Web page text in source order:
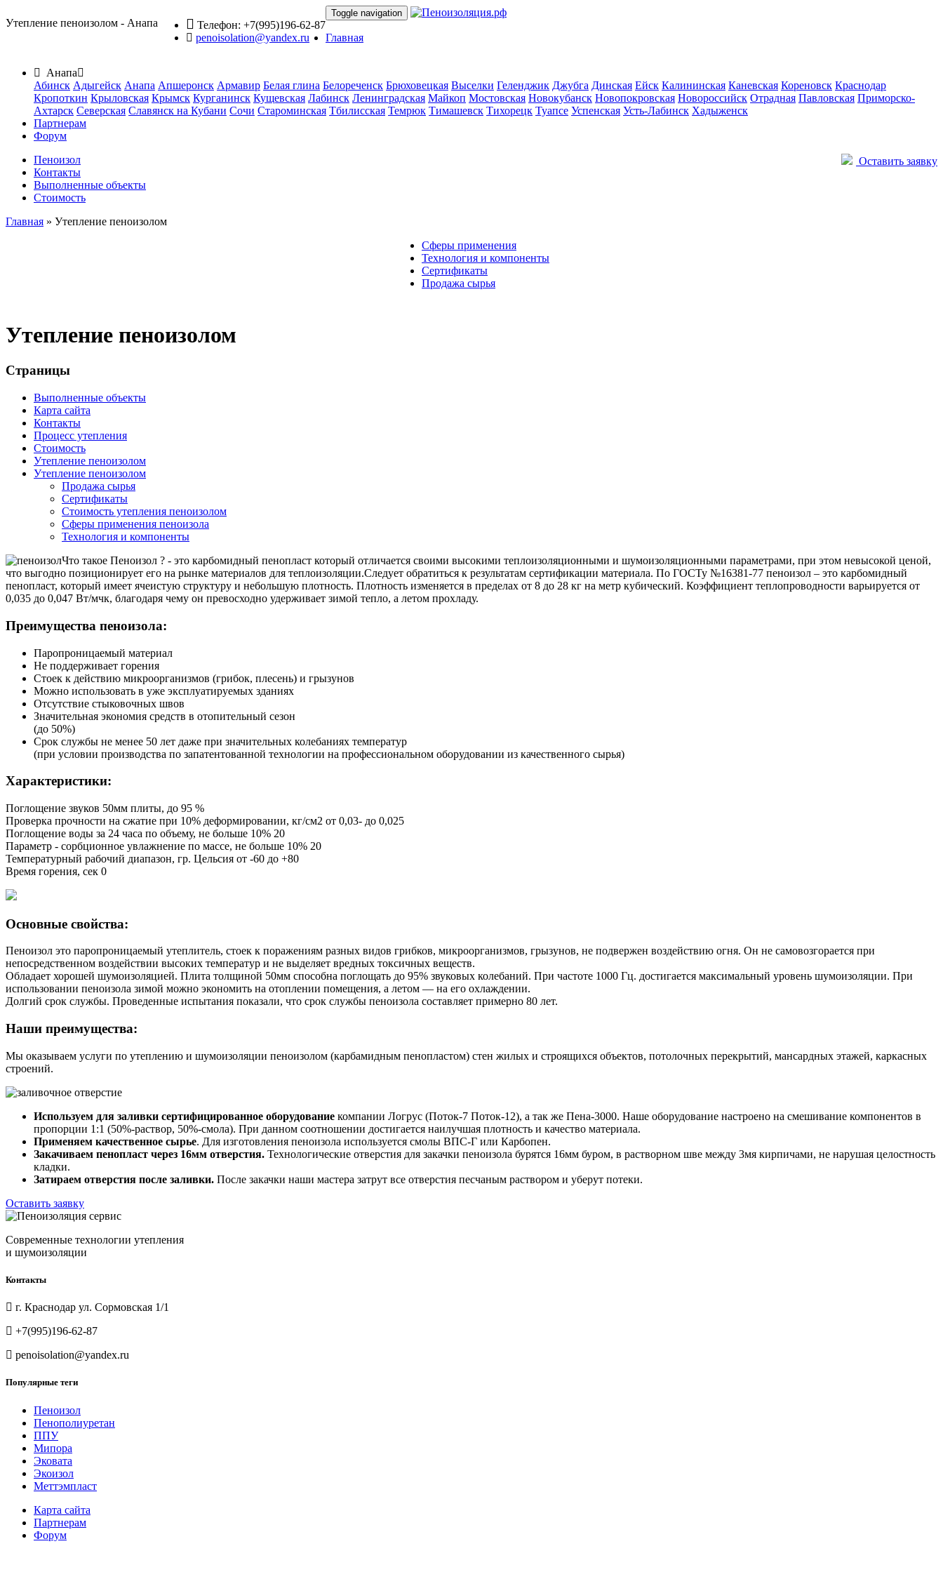
Утепление пеноизолом - Анапа Телефон: +7(995)196-62-87
penoisolation@yandex.ru
Анапа
Абинск Адыгейск Анапа Апшеронск Армавир Белая глина Белореченск Брюховецкая Выселки Геленджик Джубга Динская Ейск Калининская Каневская Кореновск Краснодар
Кропоткин Крыловская Крымск Курганинск Кущевская Лабинск Ленинградская Майкоп Мостовская Новокубанск Новопокровская Новороссийск Отрадная Павловская Приморско-
Ахтарск Северская Славянск на Кубани Сочи Староминская Тбилисская Темрюк Тимашевск Тихорецк Туапсе Успенская Усть-Лабинск Хадыженск
Партнерам
Форум
Toggle navigation
Оставить заявку
Главная
Пеноизол
Контакты
Выполненные объекты
Стоимость
Главная » Утепление пеноизолом
Сферы применения
Технология и компоненты
Сертификаты
Продажа сырья
Утепление пеноизолом
Страницы
Выполненные объекты
Карта сайта
Контакты
Процесс утепления
Стоимость
Утепление пеноизолом
Утепление пеноизолом
Продажа сырья
Сертификаты
Стоимость утепления пеноизолом
Сферы применения пеноизола
Технология и компоненты
Что такое Пеноизол ? - это карбомидный пенопласт который отличается своими высокими теплоизоляционными и шумоизоляционными параметрами, при этом невысокой ценой,
что выгодно позиционирует его на рынке материалов для теплоизоляции.Следует обратиться к результатам сертификации материала. По ГОСТу №16381-77 пеноизол – это карбомидный
пенопласт, который имеет ячеистую структуру и небольшую плотность. Плотность изменяется в пределах от 8 до 28 кг на метр кубический. Коэффициент теплопроводности варьируется от
0,035 до 0,047 Вт/мчк, благодаря чему он превосходно удерживает зимой тепло, а летом прохладу.
Преимущества пеноизола:
Паропроницаемый материал
Не поддерживает горения
Стоек к действию микроорганизмов (грибок, плесень) и грызунов
Можно использовать в уже эксплуатируемых зданиях
Отсутствие стыковочных швов
Значительная экономия средств в отопительный сезон
(до 50%)
Срок службы не менее 50 лет даже при значительных колебаниях температур
(при условии производства по запатентованной технологии на профессиональном оборудовании из качественного сырья)
Характеристики:
Поглощение звуков 50мм плиты, до 95 %
Проверка прочности на сжатие при 10% деформировании, кг/см2 от 0,03- до 0,025
Поглощение воды за 24 часа по объему, не больше 10% 20
Параметр - сорбционное увлажнение по массе, не больше 10% 20
Температурный рабочий диапазон, гр. Цельсия от -60 до +80
Время горения, сек 0
Основные свойства:
Пеноизол это паропроницаемый утеплитель, стоек к поражениям разных видов грибков, микроорганизмов, грызунов, не подвержен воздействию огня. Он не самовозгорается при
непосредственном воздействии высоких температур и не выделяет вредных токсичных веществ.
Обладает хорошей шумоизоляцией. Плита толщиной 50мм способна поглощать до 95% звуковых колебаний. При частоте 1000 Гц. достигается максимальный уровень шумоизоляции. При
использовании пеноизола зимой можно экономить на отоплении помещения, а летом — на его охлаждении.
Долгий срок службы. Проведенные испытания показали, что срок службы пеноизола составляет примерно 80 лет.
Наши преимущества:
Мы оказываем услуги по утеплению и шумоизоляции пеноизолом (карбамидным пенопластом) стен жилых и строящихся объектов, потолочных перекрытий, мансардных этажей, каркасных
строений.
Используем для заливки сертифицированное оборудование компании Логрус (Поток-7 Поток-12), а так же Пена-3000. Наше оборудование настроено на смешивание компонентов в
пропорции 1:1 (50%-раствор, 50%-смола). При данном соотношении достигается наилучшая плотность и качество материала.
Применяем качественное сырье. Для изготовления пеноизола используется смолы ВПС-Г или Карбопен.
Закачиваем пенопласт через 16мм отверстия. Технологические отверстия для закачки пеноизола бурятся 16мм буром, в растворном шве между 3мя кирпичами, не нарушая целостность
кладки.
Затираем отверстия после заливки. После закачки наши мастера затрут все отверстия песчаным раствором и уберут потеки.
Оставить заявку
Современные технологии утепления
и шумоизоляции
Контакты
г. Краснодар ул. Сормовская 1/1
+7(995)196-62-87
penoisolation@yandex.ru
Популярные теги
Пеноизол
Пенополиуретан
ППУ
Мипора
Эковата
Экоизол
Меттэмпласт
Карта сайта
Партнерам
Форум